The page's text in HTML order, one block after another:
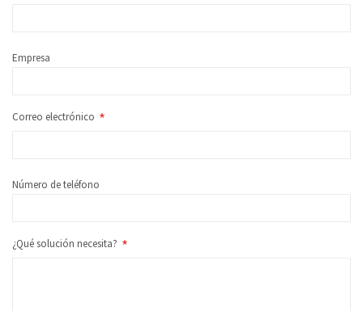
Empresa
Correo electrónico
Número de teléfono
¿Qué solución necesita?